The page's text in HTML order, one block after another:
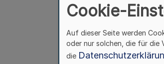
Cookie-
Auf dieser Seite werden
oder nur solchen, die für die
die